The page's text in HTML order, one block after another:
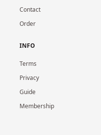
Contact
Order
INFO
Terms
Privacy
Guide
Membership